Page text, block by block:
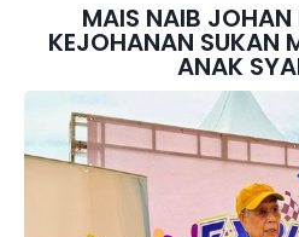
MAIS NAIB JOHAN
KEJOHANAN SUKAN
ANAK